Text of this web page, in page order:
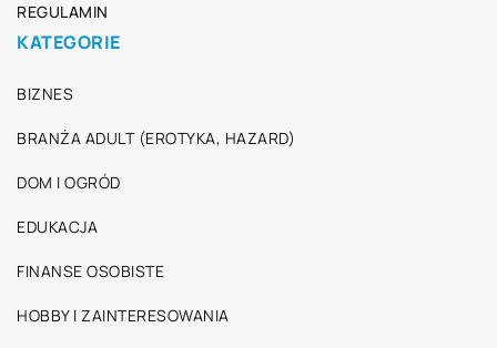
REGULAMIN
KATEGORIE
BIZNES
BRANŻA ADULT (EROTYKA, HAZARD)
DOM I OGRÓD
EDUKACJA
FINANSE OSOBISTE
HOBBY I ZAINTERESOWANIA